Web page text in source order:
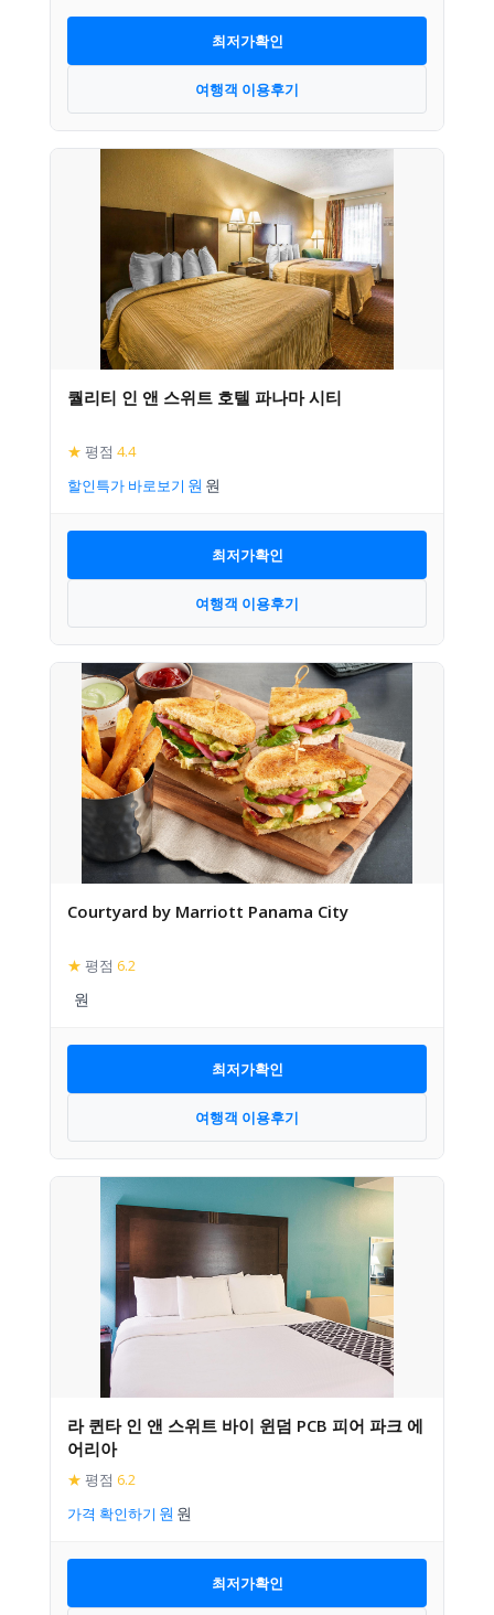
최저가확인
여행객 이용후기
퀄리티 인 앤 스위트 호텔 파나마 시티
★ 평점 4.4
할인특가 바로보기
최저가확인
여행객 이용후기
Courtyard by Marriott Panama City
★ 평점 6.2
최저가확인
여행객 이용후기
라 퀸타 인 앤 스위트 바이 윈덤 PCB 피어 파크 에
어리아
★ 평점 6.2
가격 확인하기
최저가확인